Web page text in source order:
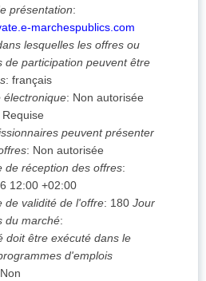
présentation:
marchespublics.com
lesquelles les offres ou
de participation peuvent être
: français
électronique: Non autorisée
Requise
peuvent présenter
: Non autorisée
de réception des offres:
12:00 +02:00
de validité de l'offre: 180 Jour
du marché:
doit être exécuté dans le
d'emplois
Non